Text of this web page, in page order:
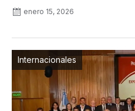
enero 15, 2026
Internacionales